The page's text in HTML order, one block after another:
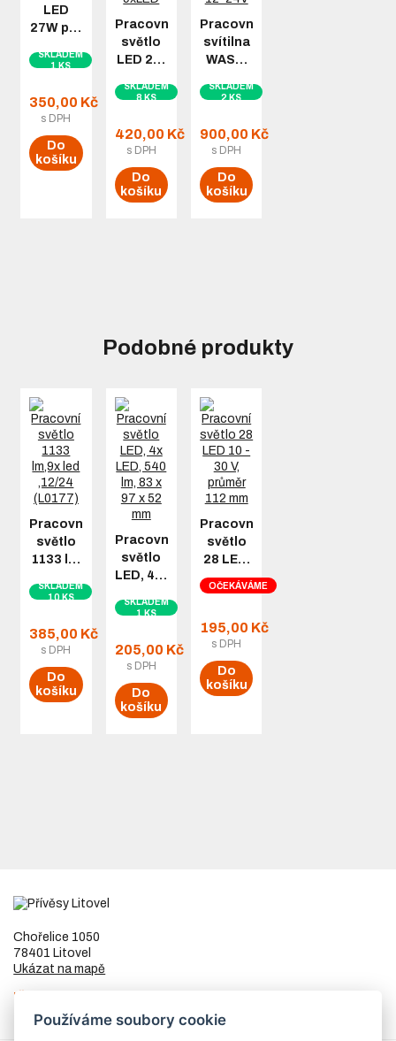
LED
27W p…
SKLADEM
1 KS
350,00 Kč
s DPH
Do
košíku
Pracovní
světlo
LED 2…
SKLADEM
8 KS
420,00 Kč
s DPH
Do
košíku
Pracovní
svítilna
WAS…
SKLADEM
2 KS
900,00 Kč
s DPH
Do
košíku
Podobné produkty
Pracovní
světlo
1133 l…
SKLADEM
10 KS
385,00 Kč
s DPH
Do
košíku
Pracovní
světlo
LED, 4…
SKLADEM
1 KS
205,00 Kč
s DPH
Do
košíku
Pracovní
světlo
28 LE…
OČEKÁVÁME
195,00 Kč
s DPH
Do
košíku
Chořelice 1050
78401 Litovel
Ukázat na mapě
IČ
DIČCZ8253255307
Používáme soubory cookie